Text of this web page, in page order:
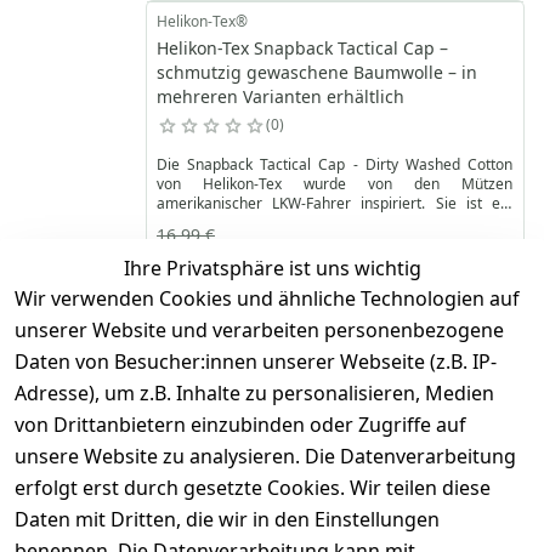
Helikon-Tex®
Helikon-Tex Snapback Tactical Cap –
schmutzig gewaschene Baumwolle – in
mehreren Varianten erhältlich
0
Die Snapback Tactical Cap - Dirty Washed Cotton
von Helikon-Tex wurde von den Mützen
amerikanischer LKW-Fahrer inspiriert. Sie ist ein
funktionale Kopfbedeckung. Die Frontpartie der
Trucker Cap ist aus hochwertiger Baumwolle in
getragenen Farben gefertigt. Ein ähnlicher brauner
Stoff ist mit einem versteiften Schirm besetzt, der
sechsfach mit einem farblich passenden Faden
verstärkt ist.
14,95 €*
16,99 €
Optionen anzeigen
Helikon-Tex®
Helikon-Tex Trucker Shooting Time Cap –
schmutzig gewaschene Baumwolle – in
mehreren Varianten erhältlich
Die Trucker Shooting Time - Dirty Washed Cotton
Cap von Helikon-Tex ist von den Mützen
Ihre Privatsphäre ist uns wichtig
Wir verwenden Cookies und ähnliche Technologien auf
unserer Website und verarbeiten personenbezogene
Daten von Besucher:innen unserer Webseite (z.B. IP-
Adresse), um z.B. Inhalte zu personalisieren, Medien
von Drittanbietern einzubinden oder Zugriffe auf
unsere Website zu analysieren. Die Datenverarbeitung
erfolgt erst durch gesetzte Cookies. Wir teilen diese
Daten mit Dritten, die wir in den Einstellungen